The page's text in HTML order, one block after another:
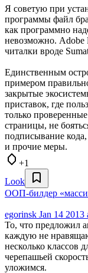
Я советую при
программы файл
как программно
невозможно. Adobe
читалки вроде
Единственным
примером
закрытые
приставок, где
только
страницы, не
подписывание
и прочие меры.
+1
Look
ООП-билдер
egorinsk Jan 14 2013
То, что предложил
каждую не
несколько классов
черепашьей
уложимся.